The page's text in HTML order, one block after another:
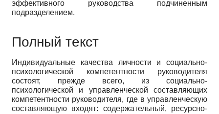
эффективного руководства подчиненным
подразделением.
Полный текст
Индивидуальные качества личности и социально-
психологической компетентности руководителя
состоят, прежде всего, из социально-
психологической и управленческой составляющих
компетентности руководителя, где в управленческую
составляющую входят: содержательный, ресурсно-